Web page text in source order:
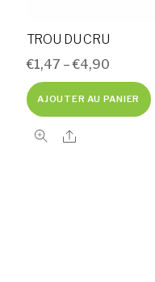
TROU DU CRU
€1,47 –€4,90
AJOUTER AU PANIER
Share